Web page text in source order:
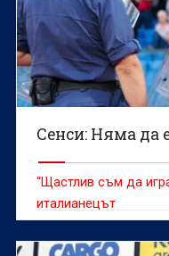
Сенси: Няма да
“Щастлив съм да
италианецът